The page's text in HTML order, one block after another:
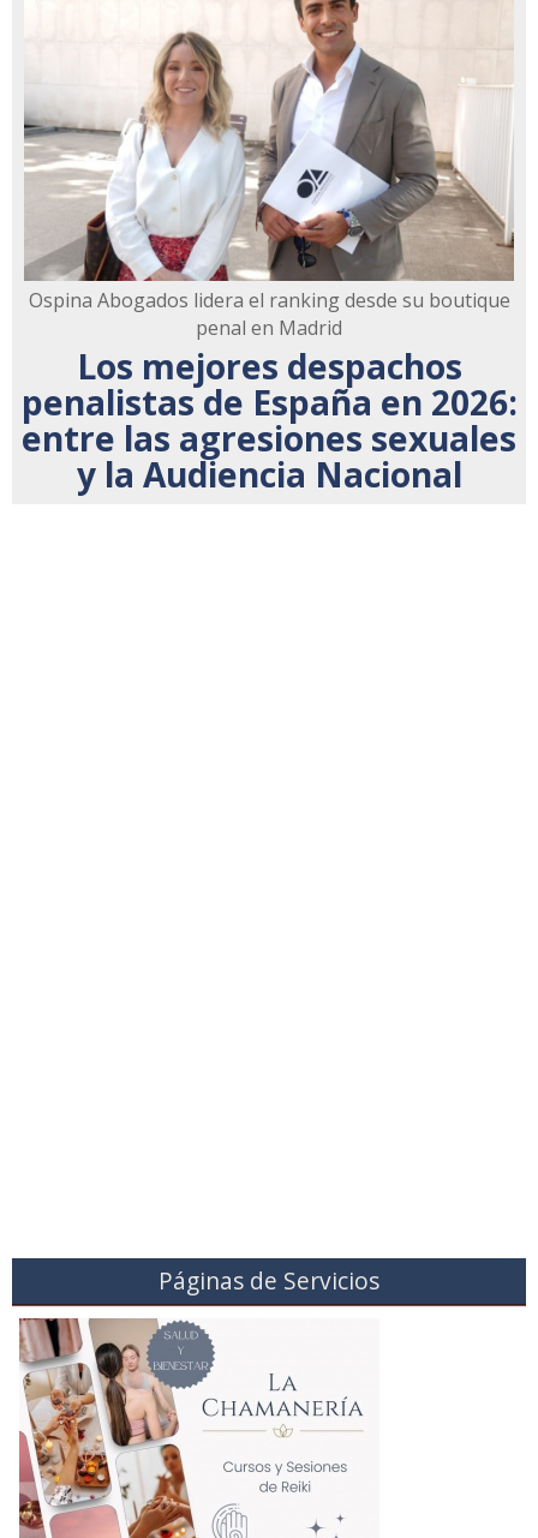
Ospina Abogados lidera el ranking desde su boutique
penal en Madrid
Los mejores despachos
penalistas de España en 2026:
entre las agresiones sexuales
y la Audiencia Nacional
Páginas de Servicios